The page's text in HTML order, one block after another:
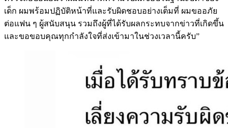
เด็ก ผมพร้อมปฏิบัติหน้าที่และรับผิดชอบอย่างเต็มที่ ผมขออภัย
ต่อแฟน ๆ ผู้สนับสนุน รวมถึงผู้ที่ได้รับผลกระทบจากข่าวที่เกิดขึ้น
และขอขอบคุณทุกกำลังใจที่ส่งเข้ามาในช่วงเวลานี้ครับ”